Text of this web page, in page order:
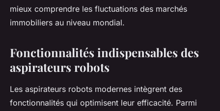
mieux comprendre les fluctuations des marchés
immobiliers au niveau mondial.
Fonctionnalités indispensables des
aspirateurs robots
Les aspirateurs robots modernes intègrent des
fonctionnalités qui optimisent leur efficacité. Parmi